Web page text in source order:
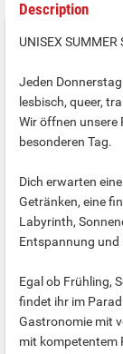
Description
UNISEX SUMMER
Jeden
lesbisch, queer,
Wir öffnen unsere
besonderen Tag.
Dich erwarten
Getränken, eine
Labyrinth,
Entspannung
Egal ob Frühling,
findet ihr im
Gastronomie mit
mit kompetentem